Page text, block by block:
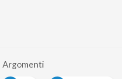
Argomenti